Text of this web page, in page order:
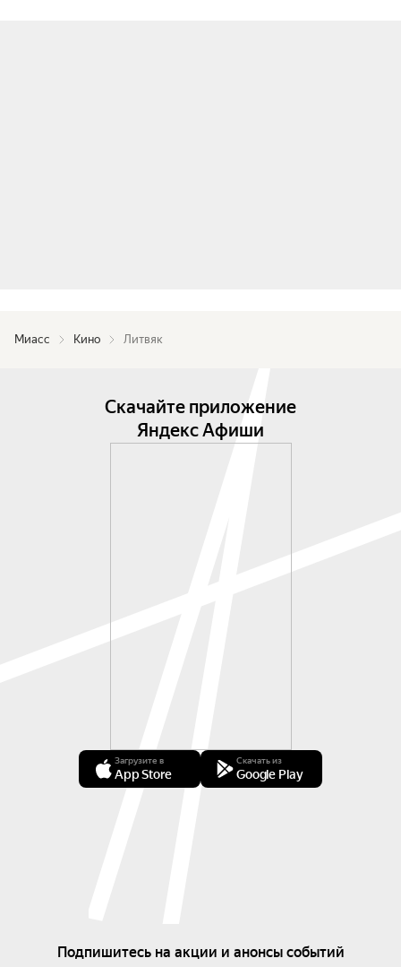
Миасс Кино Литвяк
Скачайте приложение
Яндекс Афиши
Загрузите в
App Store
Скачать из
Google Play
Подпишитесь на акции и анонсы событий